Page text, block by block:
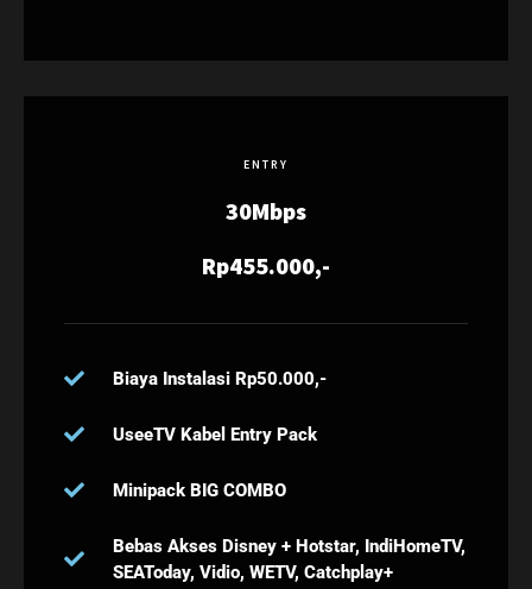
ENTRY
30Mbps
Rp455.000,-
Biaya Instalasi Rp50.000,-
UseeTV Kabel Entry Pack
Minipack BIG COMBO
Bebas Akses Disney + Hotstar, IndiHomeTV,
SEAToday, Vidio, WETV, Catchplay+